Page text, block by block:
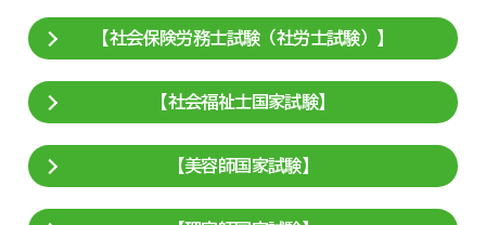
【社会保険労務士試験（社労士試験）】
【社会福祉士国家試験】
【美容師国家試験】